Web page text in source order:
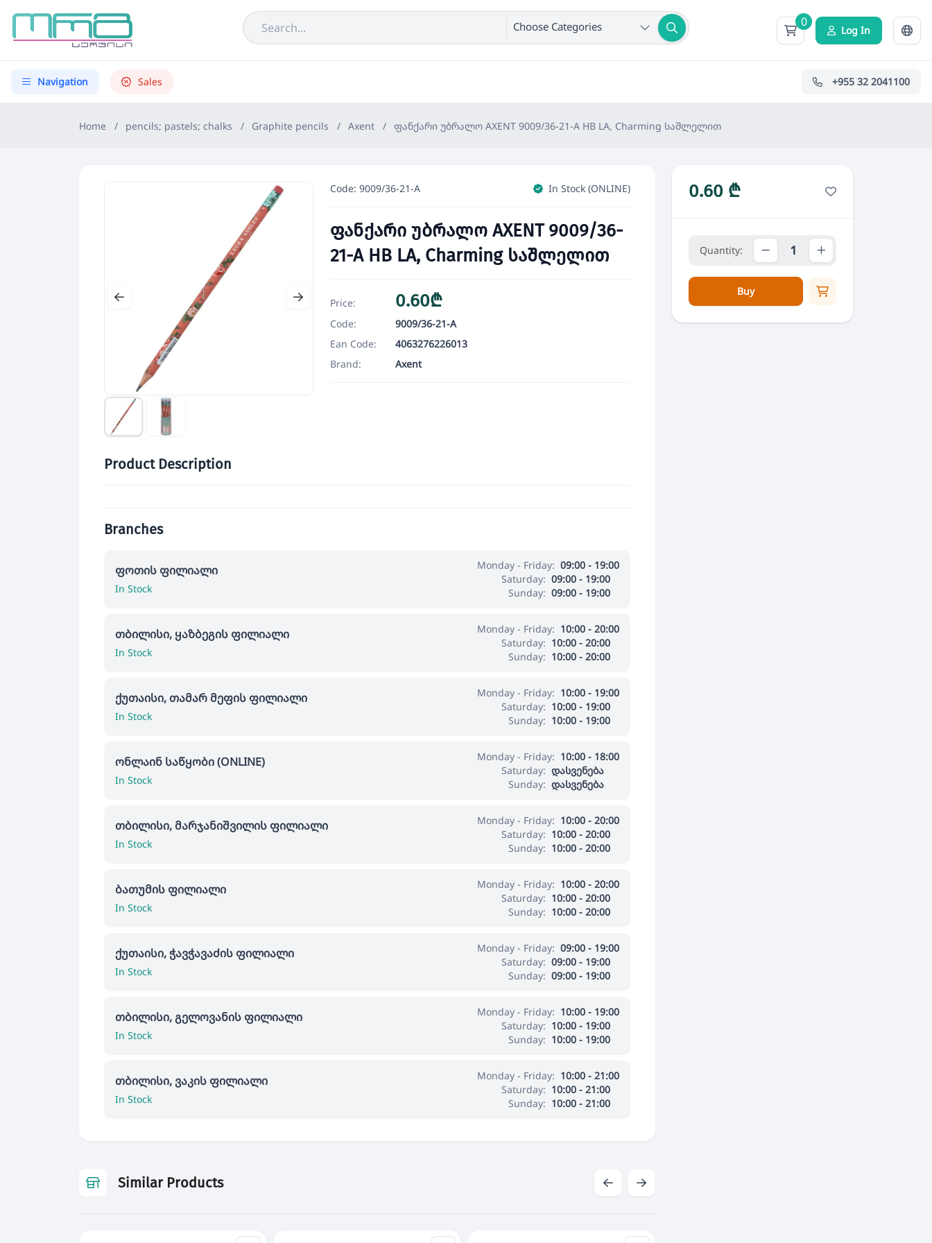
Choose Categories 0
Log In
Navigation Sales +955 32 2041100
Home / pencils; pastels; chalks / Graphite pencils / Axent / ფანქარი უბრალო AXENT 9009/36-21-A HB LA, Charming საშლელით
Code: 9009/36-21-A In Stock (ONLINE)
ფანქარი უბრალო AXENT 9009/36-
21-A HB LA, Charming საშლელით
Price: 0.60₾
Code:
9009/36-21-A
Ean Code:
4063276226013
Brand:
Axent
Product Description
Branches
ფოთის ფილიალი
In Stock
Monday - Friday: 09:00 - 19:00
Saturday: 09:00 - 19:00
Sunday: 09:00 - 19:00
თბილისი, ყაზბეგის ფილიალი
In Stock
Monday - Friday: 10:00 - 20:00
Saturday: 10:00 - 20:00
Sunday: 10:00 - 20:00
ქუთაისი, თამარ მეფის ფილიალი
In Stock
Monday - Friday: 10:00 - 19:00
Saturday: 10:00 - 19:00
Sunday: 10:00 - 19:00
ონლაინ საწყობი (ONLINE)
In Stock
Monday - Friday: 10:00 - 18:00
Saturday: დასვენება
Sunday: დასვენება
თბილისი, მარჯანიშვილის ფილიალი
In Stock
Monday - Friday: 10:00 - 20:00
Saturday: 10:00 - 20:00
Sunday: 10:00 - 20:00
ბათუმის ფილიალი
In Stock
Monday - Friday: 10:00 - 20:00
Saturday: 10:00 - 20:00
Sunday: 10:00 - 20:00
ქუთაისი, ჭავჭავაძის ფილიალი
In Stock
Monday - Friday: 09:00 - 19:00
Saturday: 09:00 - 19:00
Sunday: 09:00 - 19:00
თბილისი, გელოვანის ფილიალი
In Stock
Monday - Friday: 10:00 - 19:00
Saturday: 10:00 - 19:00
Sunday: 10:00 - 19:00
თბილისი, ვაკის ფილიალი
In Stock
Monday - Friday: 10:00 - 21:00
Saturday: 10:00 - 21:00
Sunday: 10:00 - 21:00
Similar Products
0.60 ₾
Quantity:
Buy